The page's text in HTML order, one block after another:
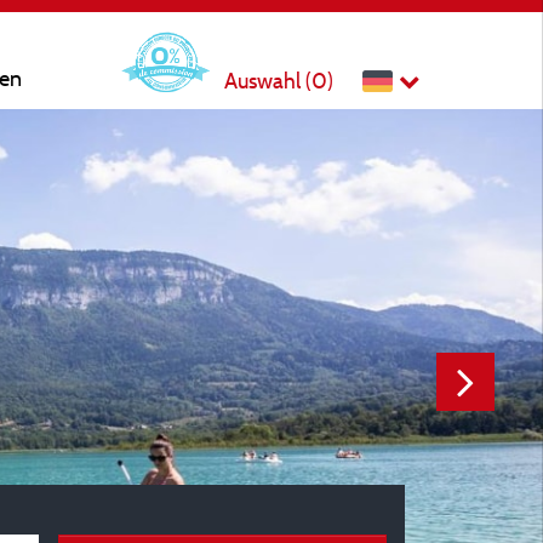
Auswahl (0)